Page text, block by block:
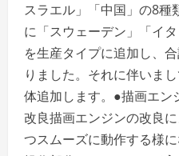
スラエル」「中国」の8種
に「スウェーデン」「イ
を生産タイプに追加し、
りました。それに伴いま
体追加します。●描画エン
改良描画エンジンの改良
つスムーズに動作する様